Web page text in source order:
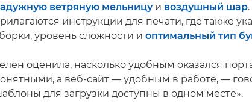
ветряную мельницуи воздушный шар
инструкции для печати, где также
уровень сложности и оптимальный тип
оценила, насколько удобным оказался
а веб-сайт — удобным в работе, —
для загрузки доступны в одном месте».